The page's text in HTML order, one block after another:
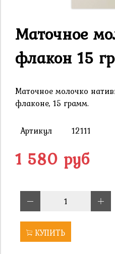
Маточное
флакон 15
Маточное молочко
флаконе, 15 грамм.
Артикул 12111
1 580 руб
КУПИТЬ